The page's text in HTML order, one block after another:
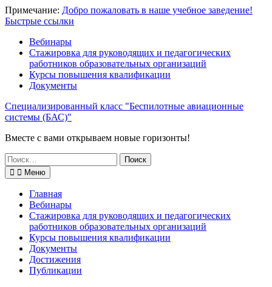
Перейти
к
Примечание: Добро пожаловать в наше учебное заведение!
Быстрые ссылки
Вебинары
Стажировка для руководящих и педагогических
работников образовательных организаций
Курсы повышения квалификации
Документы
Специализированный класс "Беспилотные авиационные
системы (БАС)"
Вместе с вами открываем новые горизонты!
Поиск
по:
Меню
Главная
Вебинары
Стажировка для руководящих и педагогических
работников образовательных организаций
Курсы повышения квалификации
Документы
Достижения
Публикации